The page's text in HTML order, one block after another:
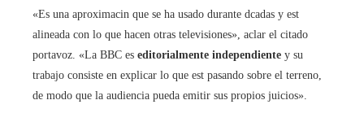
«Es una aproximacin que se ha usado durante dcadas y est
alineada con lo que hacen otras televisiones», aclar el citado
portavoz. «La BBC es editorialmente independiente y su
trabajo consiste en explicar lo que est pasando sobre el terreno,
de modo que la audiencia pueda emitir sus propios juicios».